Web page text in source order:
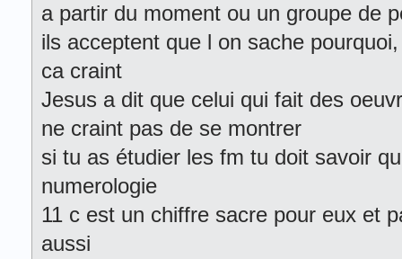
a partir du moment ou un groupe de
ils acceptent que l on sache
ca craint
Jesus a dit que celui qui fait des
ne craint pas de se montrer
si tu as étudier les fm tu doit savoir
numerologie
11 c est un chiffre sacre pour eux et
aussi